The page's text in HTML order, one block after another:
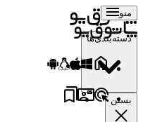
منو
دسته‌بندی‌ها
بستن